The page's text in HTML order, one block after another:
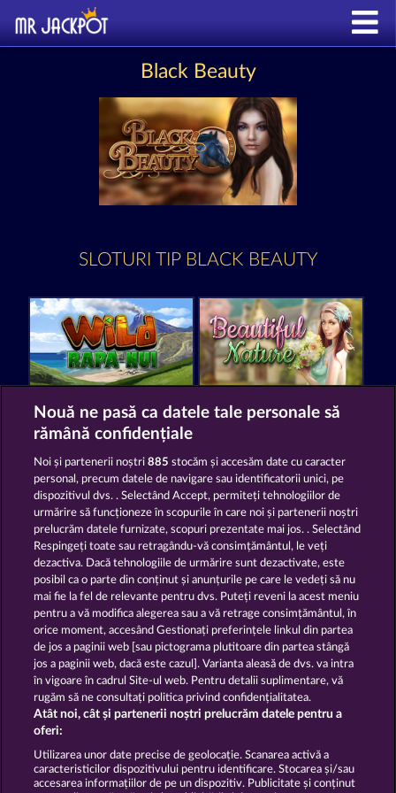
Black Beauty
SLOTURI TIP BLACK BEAUTY
Beautiful Nature
Golden Ei of Moorhuhn Cutie Cat
Termeni și condiții
Declarație privind confidențialitatea și
cookies
Asistență tehnică Firmă
Trimite Cererea de Retragere
Nouă ne pasă ca datele tale personale să
rămână confidențiale
Noi și partenerii noștri885 stocăm și accesăm date cu caracter
personal, precum datele de navigare sau identificatorii unici, pe
dispozitivul dvs. . Selectând Accept, permiteți tehnologiilor de
urmărire să funcționeze în scopurile în care noi și partenerii noștri
prelucrăm datele furnizate, scopuri prezentate mai jos. . Selectând
Respingeți toate sau retragându-vă consimțământul, le veți
dezactiva. Dacă tehnologiile de urmărire sunt dezactivate, este
posibil ca o parte din conținut și anunțurile pe care le vedeți să nu
mai fie la fel de relevante pentru dvs. Puteți reveni la acest meniu
pentru a vă modifica alegerea sau a vă retrage consimțământul, în
orice moment, accesând Gestionați preferințele linkul din partea
de jos a paginii web [sau pictograma plutitoare din partea stângă
jos a paginii web, dacă este cazul]. Varianta aleasă de dvs. va intra
în vigoare în cadrul Site-ul web. Pentru detalii suplimentare, vă
rugăm să ne consultați politica privind confidențialitatea.
Atât noi, cât și partenerii noștri prelucrăm datele pentru a
oferi:
Utilizarea unor date precise de geolocație. Scanarea activă a
caracteristicilor dispozitivului pentru identificare. Stocarea și/sau
accesarea informațiilor de pe un dispozitiv. Publicitate și conținut